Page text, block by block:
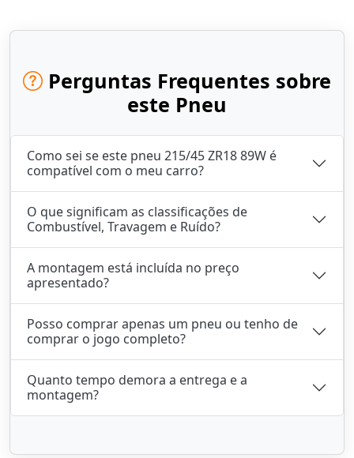
Perguntas Frequentes sobre
este Pneu
Como sei se este pneu 215/45 ZR18 89W é
compatível com o meu carro?
O que significam as classificações de
Combustível, Travagem e Ruído?
A montagem está incluída no preço
apresentado?
Posso comprar apenas um pneu ou tenho de
comprar o jogo completo?
Quanto tempo demora a entrega e a
montagem?